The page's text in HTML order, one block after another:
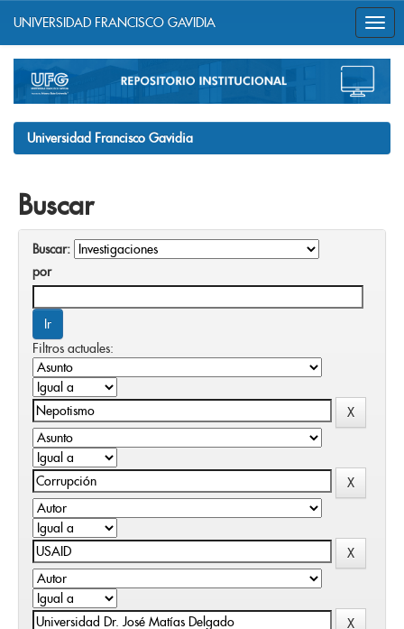
navigation
UNIVERSIDAD FRANCISCO GAVIDIA
Universidad Francisco Gavidia
Buscar
Buscar:
por
Filtros actuales: